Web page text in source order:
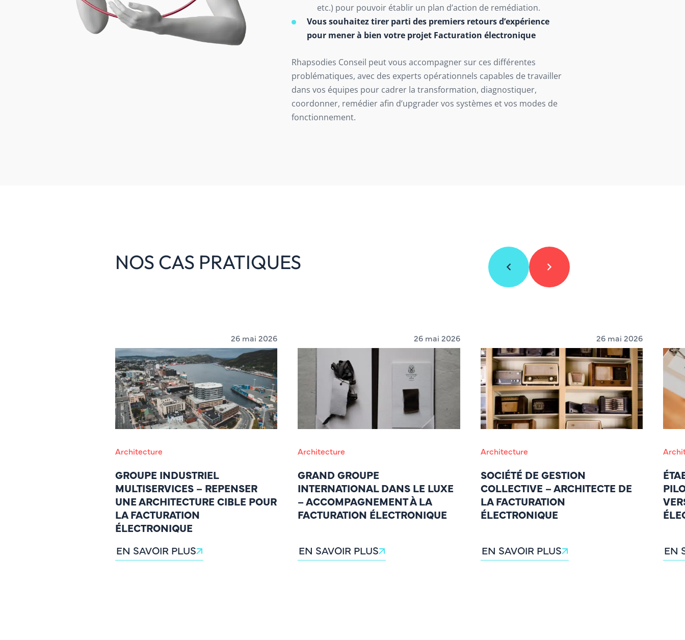
etc.) pour pouvoir établir un plan d’action de remédiation.
Vous souhaitez tirer parti des premiers retours d’expérience
pour mener à bien votre projet Facturation électronique
Rhapsodies Conseil peut vous accompagner sur ces différentes
problématiques, avec des experts opérationnels capables de travailler
dans vos équipes pour cadrer la transformation, diagnostiquer,
coordonner, remédier afin d’upgrader vos systèmes et vos modes de
fonctionnement.
NOS CAS PRATIQUES
26 mai 2026
Architecture
GROUPE INDUSTRIEL
MULTISERVICES – REPENSER
UNE ARCHITECTURE CIBLE POUR
LA FACTURATION
ÉLECTRONIQUE
EN SAVOIR PLUS
26 mai 2026
Architecture
GRAND GROUPE
INTERNATIONAL DANS LE LUXE
– ACCOMPAGNEMENT À LA
FACTURATION ÉLECTRONIQUE
EN SAVOIR PLUS
26 mai 2026
Architecture
SOCIÉTÉ DE GESTION
COLLECTIVE – ARCHITECTE DE
LA FACTURATION
ÉLECTRONIQUE
EN SAVOIR PLUS EN